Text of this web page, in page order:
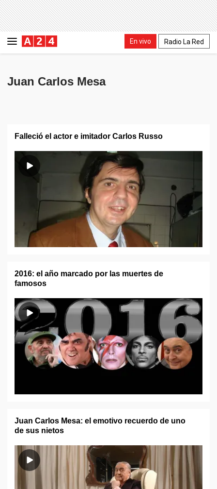
En vivo Radio La Red
Juan Carlos Mesa
Falleció el actor e imitador Carlos Russo
2016: el año marcado por las muertes de
famosos
Juan Carlos Mesa: el emotivo recuerdo de uno
de sus nietos